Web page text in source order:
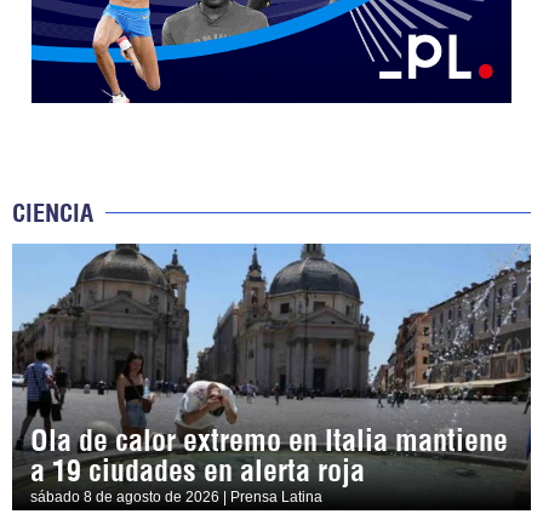
CIENCIA
Ola de calor extremo en Italia mantiene
a 19 ciudades en alerta roja
sábado 8 de agosto de 2026 | Prensa Latina